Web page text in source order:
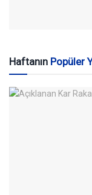
Haftanın Popüler